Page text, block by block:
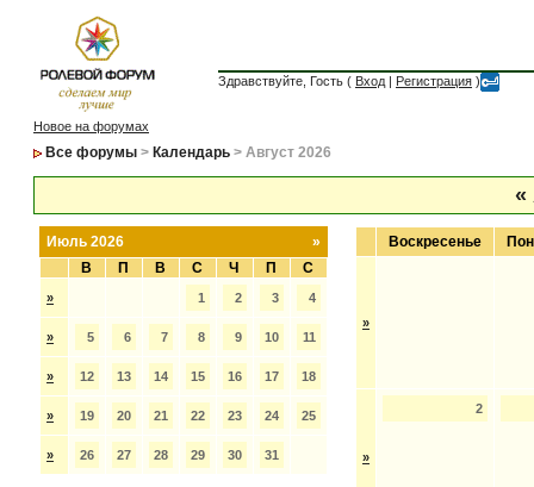
Здравствуйте, Гость ( Вход | Регистрация )
Новое на форумах
Все форумы > Календарь > Август 2026
«
»
Июль 2026
В
П В С Ч П С
» 1 2 3 4
» 5 6 7 8 9 10 11
» 12 13 14 15 16 17 18
» 19 20 21 22 23 24 25
» 26 27 28 29 30 31
Воскресенье
»
»
2